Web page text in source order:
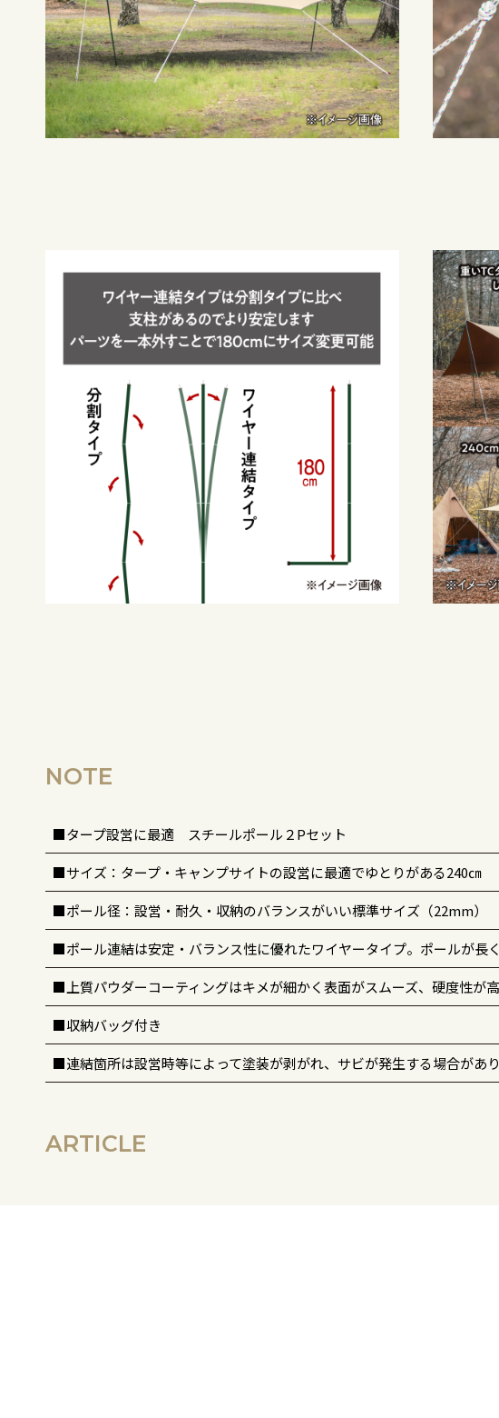
NOTE
■タープ設営に最適 スチールポール２Pセット
■サイズ：タープ・キャンプサイトの設営に最適でゆとりがある240㎝
■ポール径：設営・耐久・収納のバランスがいい標準サイズ（22mm）
■ポール連結は安定・バランス性に優れたワイヤータイプ。ポールが長
■上質パウダーコーティングはキメが細かく表面がスムーズ、硬度性が
■収納バッグ付き
■連結箇所は設営時等によって塗装が剥がれ、サビが発生する場合があ
ARTICLE